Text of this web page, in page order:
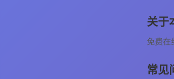
关于
免费在
常见